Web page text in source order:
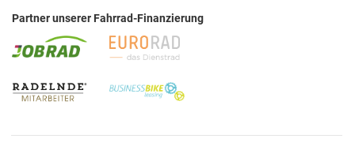
Partner unserer Fahrrad-Finanzierung